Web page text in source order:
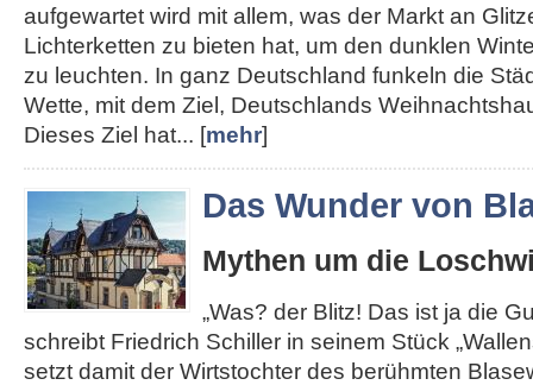
aufgewartet wird mit allem, was der Markt an
Lichterketten zu bieten hat, um den dunklen
zu leuchten. In ganz Deutschland funkeln die
Wette, mit dem Ziel, Deutschlands
Dieses Ziel hat... [mehr]
Das Wunder von
Mythen um die
„Was? der Blitz! Das ist ja die
schreibt Friedrich Schiller in seinem Stück
setzt damit der Wirtstochter des berühmten